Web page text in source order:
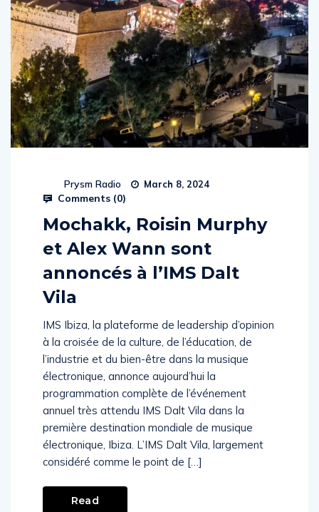
Prysm Radio March 8, 2024
Comments (0)
Mochakk, Roisin Murphy
et Alex Wann sont
annoncés à l’IMS Dalt
Vila
IMS Ibiza, la plateforme de leadership d’opinion
à la croisée de la culture, de l’éducation, de
l’industrie et du bien-être dans la musique
électronique, annonce aujourd’hui la
programmation complète de l’événement
annuel très attendu IMS Dalt Vila dans la
première destination mondiale de musique
électronique, Ibiza. L’IMS Dalt Vila, largement
considéré comme le point de […]
Read